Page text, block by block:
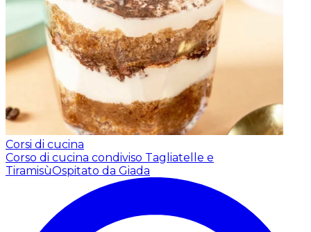
Corsi di cucina
Corso di cucina condiviso Tagliatelle e
TiramisùOspitato da Giada